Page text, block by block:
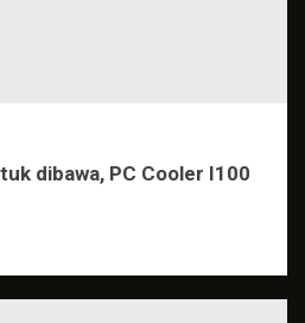
dibawa, PC Cooler I100